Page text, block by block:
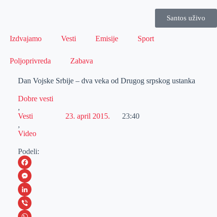
Santos uživo
Izdvajamo Vesti Emisije Sport
Poljoprivreda Zabava
Dan Vojske Srbije – dva veka od Drugog srpskog ustanka
Dobre vesti
,
Vesti
,
Video
23. april 2015. 23:40
Podeli:
F
a
c
M
eL